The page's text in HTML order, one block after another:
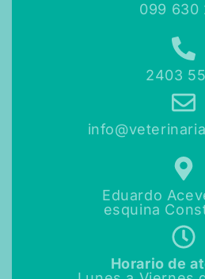
099 630
2403
Eduardo
esquina
Horario de